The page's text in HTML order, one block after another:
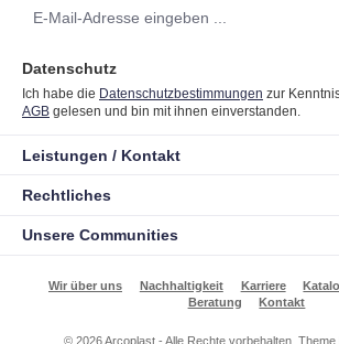
Mail-
Datenschutz
Ich habe die Datenschutzbestimmungen zur
AGB gelesen und bin mit ihnen einverstanden.
Unsere Communities
Leistungen / Kontakt
Rechtliches
Wir über uns Nachhaltigkeit Karriere
Beratung
Kontakt
© 2026 Arcoplast - Alle Rechte vorbehalten. Theme